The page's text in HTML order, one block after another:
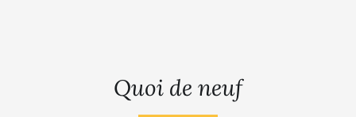
BITMAIN AntMiner S21
Quoi de neuf